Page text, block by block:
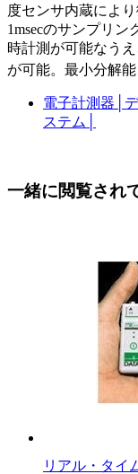
度センサ内蔵によ
1msecのサンプリン
時計測が可能なう
が可能。最小分解能
電子計測器
ステム
一緒に閲覧され
リアル・タイ